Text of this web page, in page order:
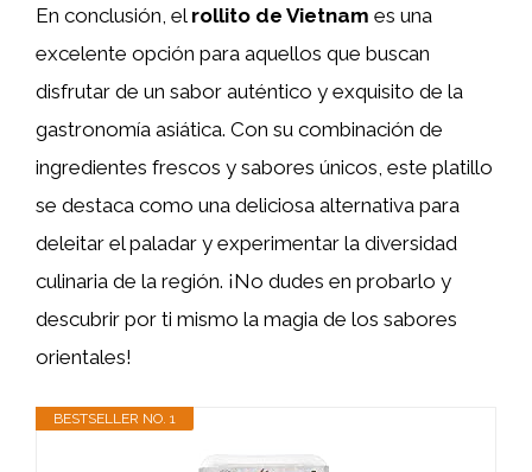
En conclusión, el rollito de Vietnam es una
excelente opción para aquellos que buscan
disfrutar de un sabor auténtico y exquisito de la
gastronomía asiática. Con su combinación de
ingredientes frescos y sabores únicos, este platillo
se destaca como una deliciosa alternativa para
deleitar el paladar y experimentar la diversidad
culinaria de la región. ¡No dudes en probarlo y
descubrir por ti mismo la magia de los sabores
orientales!
BESTSELLER NO. 1